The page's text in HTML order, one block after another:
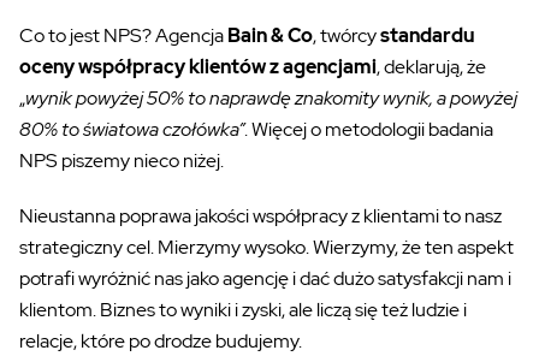
Co to jest NPS? AgencjaBain & Co, twórcystandardu
oceny współpracy klientów z agencjami, deklarują, że
„wynik powyżej 50% to naprawdę znakomity wynik, a powyżej
80% to światowa czołówka”. Więcej o metodologii badania
NPS piszemy nieco niżej.
Nieustanna poprawa jakości współpracy z klientami to nasz
strategiczny cel. Mierzymy wysoko. Wierzymy, że ten aspekt
potrafi wyróżnić nas jako agencję i dać dużo satysfakcji nam i
klientom. Biznes to wyniki i zyski, ale liczą się też ludzie i
relacje, które po drodze budujemy.